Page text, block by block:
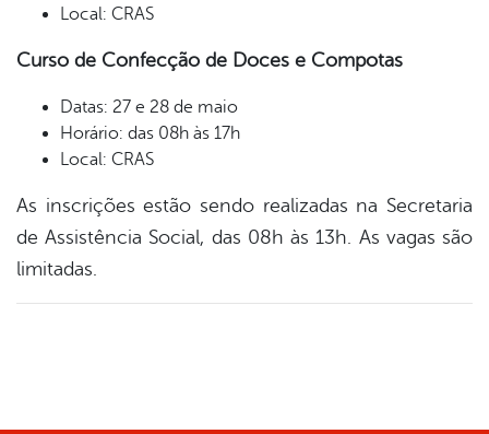
Local: CRAS
Curso de Confecção de Doces e Compotas
Datas: 27 e 28 de maio
Horário: das 08h às 17h
Local: CRAS
As inscrições estão sendo realizadas na Secretaria
de Assistência Social, das 08h às 13h. As vagas são
limitadas.